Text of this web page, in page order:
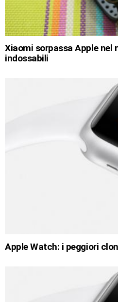
Xiaomi sorpassa Apple nel
indossabili
Apple Watch: i peggiori